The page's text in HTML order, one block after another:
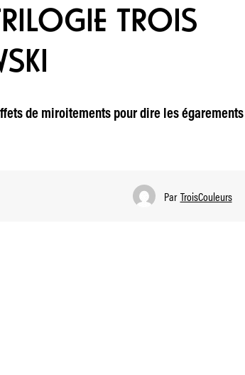
TROIS
de miroitements pour dire les égarements
Par TroisCouleurs